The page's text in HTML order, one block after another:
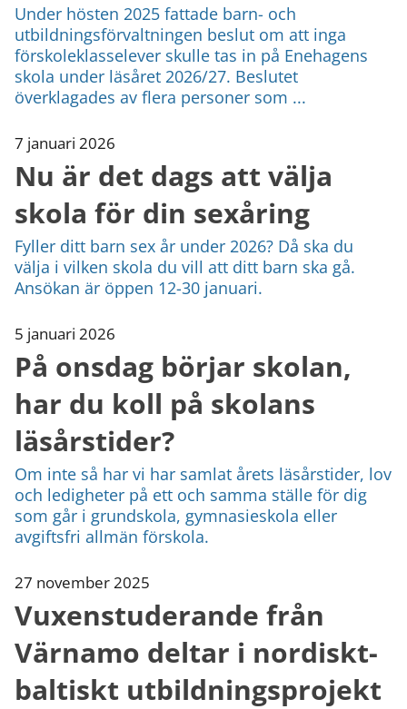
Under hösten 2025 fattade barn- och
utbildningsförvaltningen beslut om att inga
förskoleklasselever skulle tas in på Enehagens
skola under läsåret 2026/27. Beslutet
överklagades av flera personer som ...
7 januari 2026
Nu är det dags att välja
skola för din sexåring
Fyller ditt barn sex år under 2026? Då ska du
välja i vilken skola du vill att ditt barn ska gå.
Ansökan är öppen 12-30 januari.
5 januari 2026
På onsdag börjar skolan,
har du koll på skolans
läsårstider?
Om inte så har vi har samlat årets läsårstider, lov
och ledigheter på ett och samma ställe för dig
som går i grundskola, gymnasieskola eller
avgiftsfri allmän förskola.
27 november 2025
Vuxenstuderande från
Värnamo deltar i nordiskt-
baltiskt utbildningsprojekt